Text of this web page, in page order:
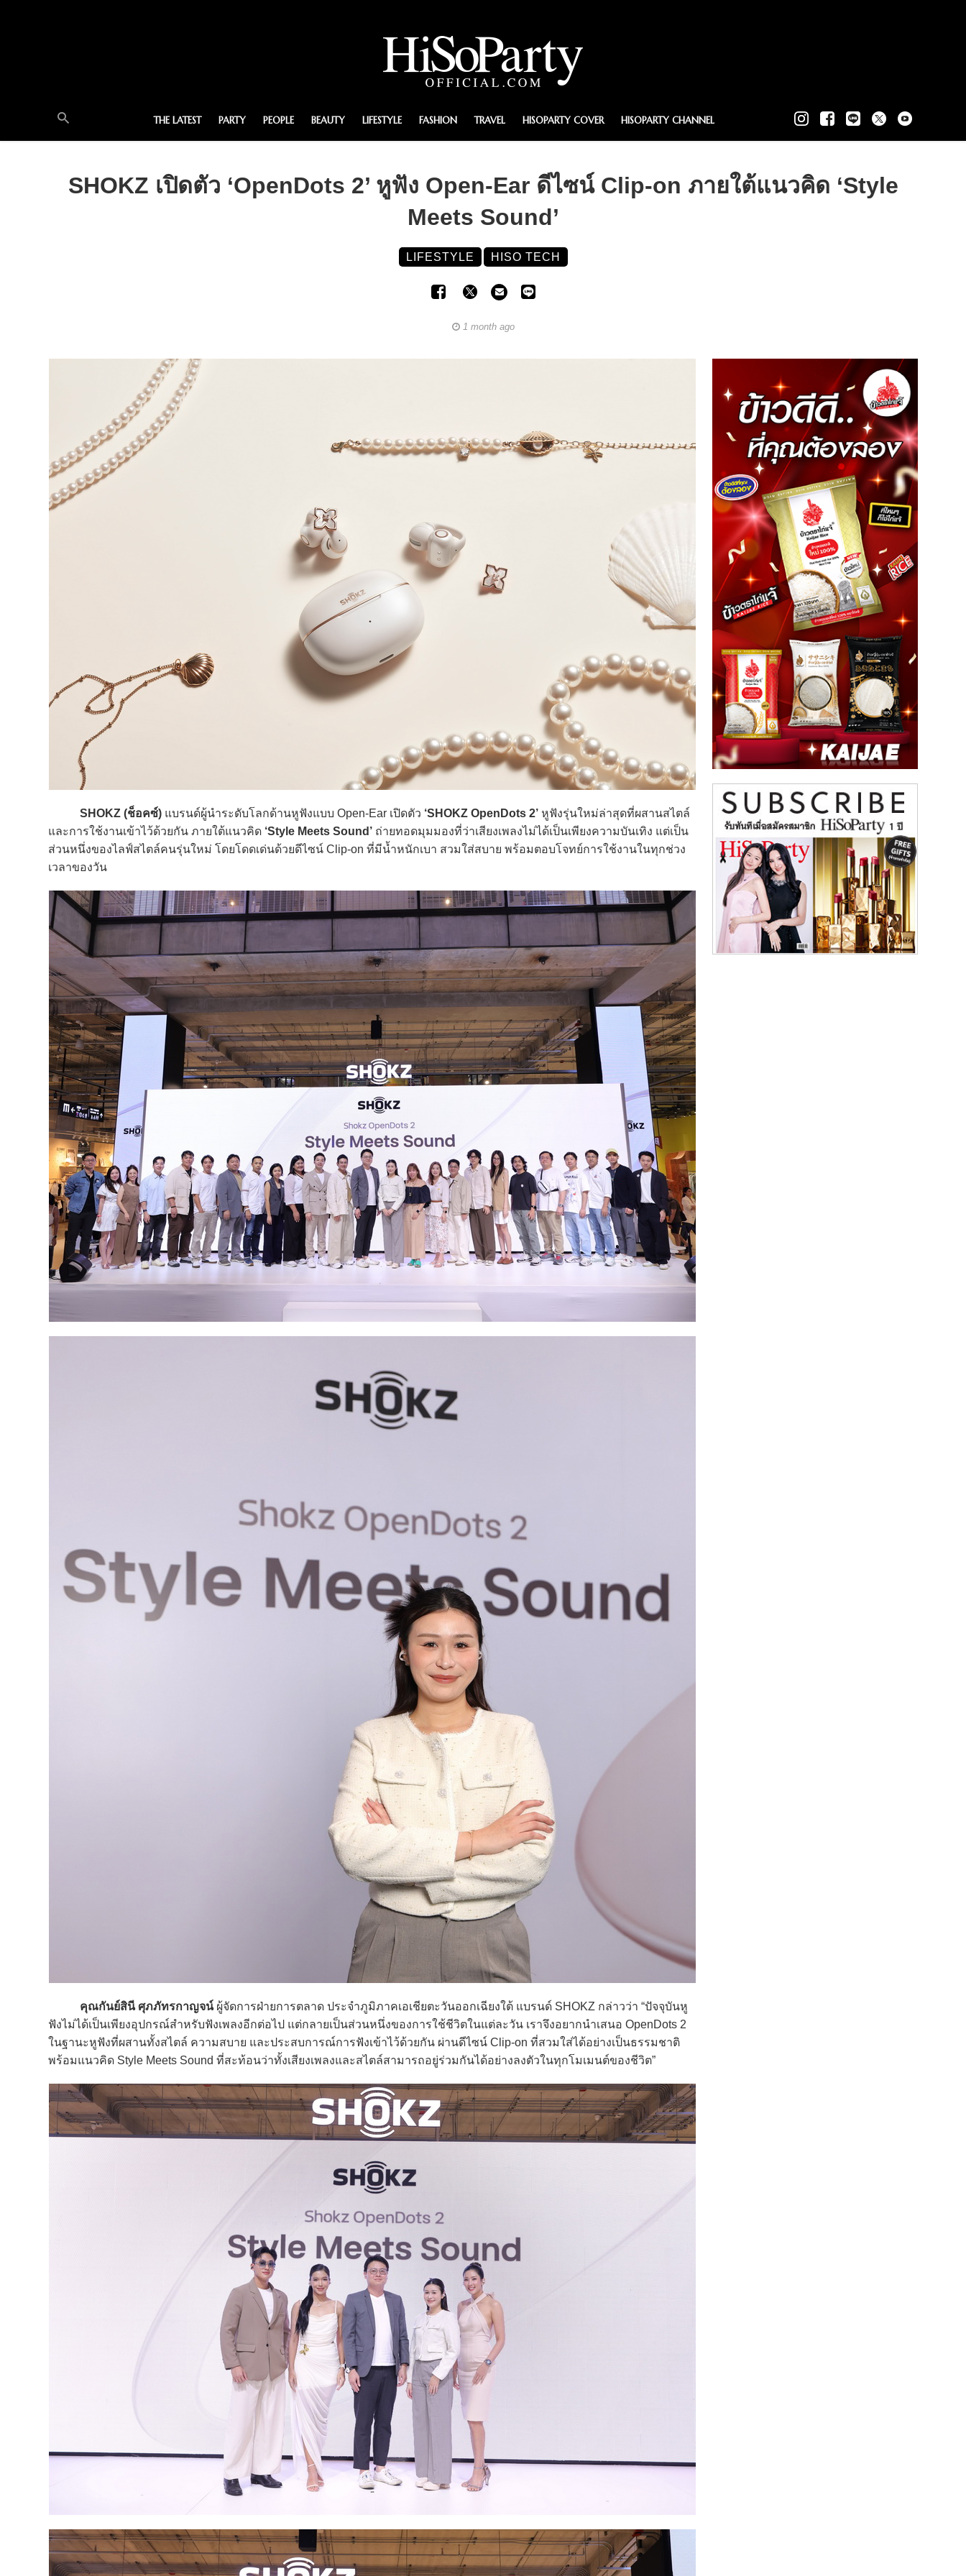
THE LATEST PARTY PEOPLE BEAUTY LIFESTYLE FASHION TRAVEL HISOPARTY COVER HISOPARTY CHANNEL
SHOKZ เปิดตัว ‘OpenDots 2’ หูฟัง Open-Ear ดีไซน์ Clip-on ภายใต้แนวคิด ‘Style
Meets Sound’
LIFESTYLE HISO TECH
1 month ago
SHOKZ (ช็อคซ์) แบรนด์ผู้นำระดับโลกด้านหูฟังแบบ Open-Ear เปิดตัว ‘SHOKZ OpenDots 2’ หูฟังรุ่นใหม่ล่าสุดที่ผสานสไตล์
และการใช้งานเข้าไว้ด้วยกัน ภายใต้แนวคิด ‘Style Meets Sound’ ถ่ายทอดมุมมองที่ว่าเสียงเพลงไม่ได้เป็นเพียงความบันเทิง แต่เป็น
ส่วนหนึ่งของไลฟ์สไตล์คนรุ่นใหม่ โดยโดดเด่นด้วยดีไซน์ Clip-on ที่มีน้ำหนักเบา สวมใส่สบาย พร้อมตอบโจทย์การใช้งานในทุกช่วง
เวลาของวัน
คุณกันย์สินี ศุภภัทรกาญจน์ผู้จัดการฝ่ายการตลาด ประจำภูมิภาคเอเชียตะวันออกเฉียงใต้ แบรนด์ SHOKZ กล่าวว่า “ปัจจุบันหู
ฟังไม่ได้เป็นเพียงอุปกรณ์สำหรับฟังเพลงอีกต่อไป แต่กลายเป็นส่วนหนึ่งของการใช้ชีวิตในแต่ละวัน เราจึงอยากนำเสนอ OpenDots 2
ในฐานะหูฟังที่ผสานทั้งสไตล์ ความสบาย และประสบการณ์การฟังเข้าไว้ด้วยกัน ผ่านดีไซน์ Clip-on ที่สวมใส่ได้อย่างเป็นธรรมชาติ
พร้อมแนวคิด Style Meets Sound ที่สะท้อนว่าทั้งเสียงเพลงและสไตล์สามารถอยู่ร่วมกันได้อย่างลงตัวในทุกโมเมนต์ของชีวิต”